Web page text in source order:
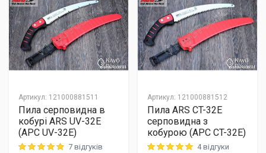
Артикул: 121000881511
Пила серповидна в
кобурі ARS UV-32E
(АРС UV-32Е)
Rating: 5 out of 57 відгуків
Артикул: 121000881512
Пила ARS CT-32E
серповидна з
кобурою (АРС CT-32E)
Rating: 5 out of 54 відгуки